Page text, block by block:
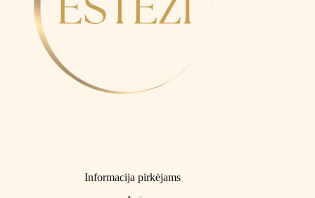
Informacija pirkėjams